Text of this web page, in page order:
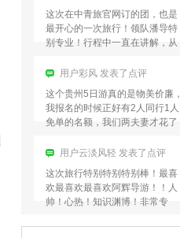
这次在中青旅官网订的团，也是
最开心的一次旅行！领队潘导特
别专业！行程中一直在讲解，从
贵州的景点再到贵州的小吃，
用户彩风 发表了点评
这个贵州5日游真的是物美价廉，
我报名的时候正好有2人同行1人
免单的名额，我们两夫妻才花了
晚，真的太划算了！！…
用户云淡风轻 发表了点评
这次旅行特别特别特别棒！最喜
欢最喜欢最喜欢阿辉导游！！人
帅！心热！知识渊博！非常专
最最最最棒的导游！希望后来来